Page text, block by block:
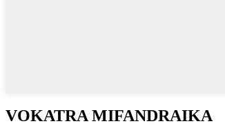
VOKATRA MIFANDRAIKA